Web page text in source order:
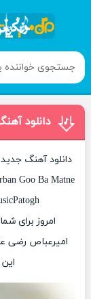
دانلود
دانلود آهنگ
Goo Ba Matne
امروز برای
امیرعباص رضی